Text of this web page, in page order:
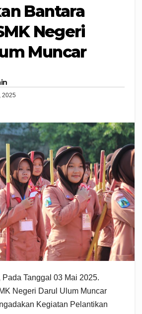
Bantara
Negeri
Muncar
2025
Tanggal 03 Mai 2025.
Negeri Darul Ulum Muncar
Kegiatan Pelantikan